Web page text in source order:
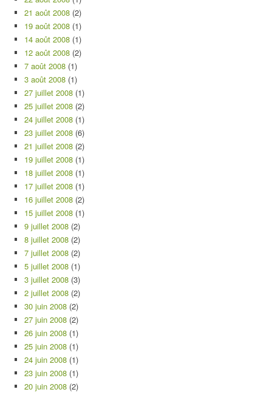
21 août 2008 (2)
19 août 2008 (1)
14 août 2008 (1)
12 août 2008 (2)
7 août 2008 (1)
3 août 2008 (1)
27 juillet 2008 (1)
25 juillet 2008 (2)
24 juillet 2008 (1)
23 juillet 2008 (6)
21 juillet 2008 (2)
19 juillet 2008 (1)
18 juillet 2008 (1)
17 juillet 2008 (1)
16 juillet 2008 (2)
15 juillet 2008 (1)
9 juillet 2008 (2)
8 juillet 2008 (2)
7 juillet 2008 (2)
5 juillet 2008 (1)
3 juillet 2008 (3)
2 juillet 2008 (2)
30 juin 2008 (2)
27 juin 2008 (2)
26 juin 2008 (1)
25 juin 2008 (1)
24 juin 2008 (1)
23 juin 2008 (1)
20 juin 2008 (2)